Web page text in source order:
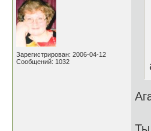
Зарегистрирован: 2006-04-12
Сообщений: 1032